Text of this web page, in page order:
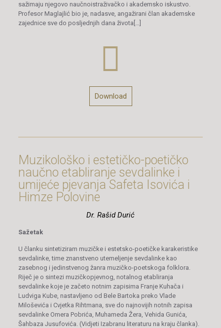
sažimaju njegovo naučnoistraživačko i akademsko iskustvo.
Profesor Maglajlić bio je, nadasve, angažirani član akademske
zajednice sve do posljednjih dana života[…]
Download
Muzikološko i estetičko-poetičko
naučno etabliranje sevdalinke i
umijeće pjevanja Safeta Isovića i
Himze Polovine
Dr. Rašid Durić
Sažetak
U članku sintetiziram muzičke i estetsko-poetičke karakeristike
sevdalinke, time znanstveno utemeljenje sevdalinke kao
zasebnog i jedinstvenog žanra muzičko-poetskoga folklora.
Riječ je o sintezi muzičkopjevnog, notalnog etabliranja
sevdalinke koje je začeto notnim zapisima Franje Kuhača i
Ludviga Kube, nastavljeno od Bele Bartoka preko Vlade
Miloševića i Cvjetka Rihtmana, sve do najnovijih notnih zapisa
sevdalinke Omera Pobrića, Muhameda Žera, Vehida Gunića,
Šahbaza Jusufovića. (Vidjeti Izabranu literaturu na kraju članka).